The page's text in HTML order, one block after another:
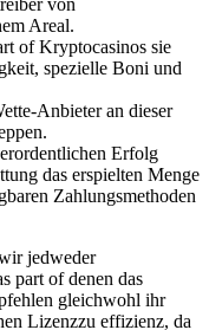
Areal.
of Kryptocasinos sie
spezielle Boni und
Anbieter an dieser
Erfolg
das erspielten Menge
Zahlungsmethoden
jedweder
part of denen das
gleichwohl ihr
Lizenzzu effizienz, da